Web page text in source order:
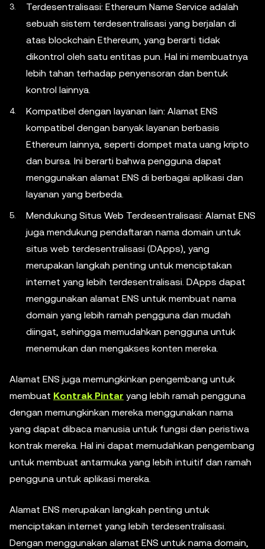
Terdesentralisasi: Ethereum Name Service adalah
sebuah sistem terdesentralisasi yang berjalan di
atas blockchain Ethereum, yang berarti tidak
dikontrol oleh satu entitas pun. Hal ini membuatnya
lebih tahan terhadap penyensoran dan bentuk
kontrol lainnya.
Kompatibel dengan layanan lain: Alamat ENS
kompatibel dengan banyak layanan berbasis
Ethereum lainnya, seperti dompet mata uang kripto
dan bursa. Ini berarti bahwa pengguna dapat
menggunakan alamat ENS di berbagai aplikasi dan
layanan yang berbeda.
Mendukung Situs Web Terdesentralisasi: Alamat ENS
juga mendukung pendaftaran nama domain untuk
situs web terdesentralisasi (DApps), yang
merupakan langkah penting untuk menciptakan
internet yang lebih terdesentralisasi. DApps dapat
menggunakan alamat ENS untuk membuat nama
domain yang lebih ramah pengguna dan mudah
diingat, sehingga memudahkan pengguna untuk
menemukan dan mengakses konten mereka.
Alamat ENS juga memungkinkan pengembang untuk
membuat Kontrak Pintar yang lebih ramah pengguna
dengan memungkinkan mereka menggunakan nama
yang dapat dibaca manusia untuk fungsi dan peristiwa
kontrak mereka. Hal ini dapat memudahkan pengembang
untuk membuat antarmuka yang lebih intuitif dan ramah
pengguna untuk aplikasi mereka.
Alamat ENS merupakan langkah penting untuk
menciptakan internet yang lebih terdesentralisasi.
Dengan menggunakan alamat ENS untuk nama domain,